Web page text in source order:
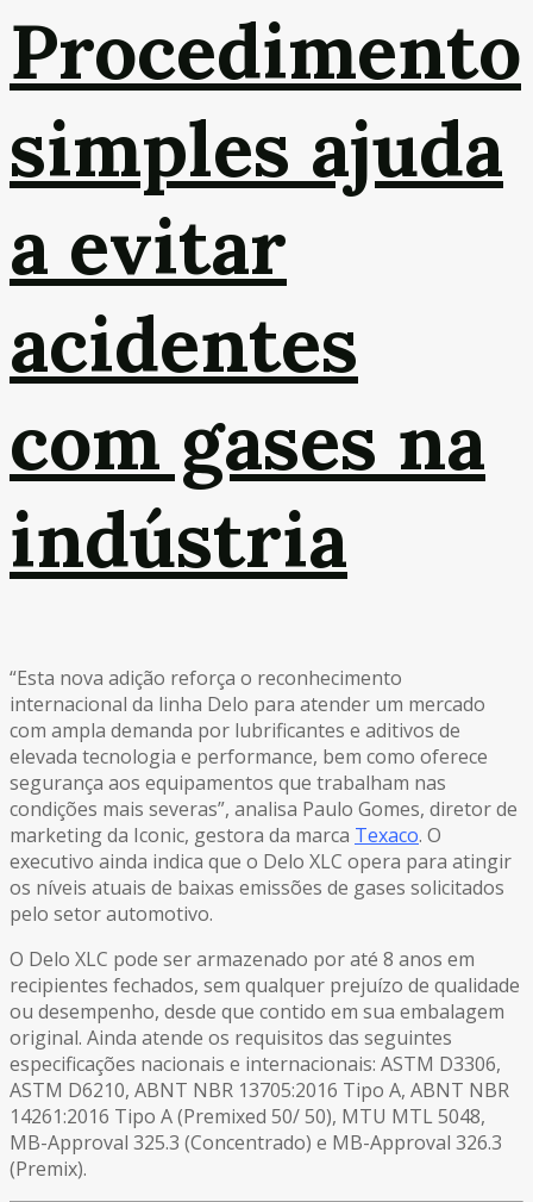
Procedimento
simples ajuda
a evitar
acidentes
com gases na
indústria
“Esta nova adição reforça o reconhecimento
internacional da linha Delo para atender um mercado
com ampla demanda por lubrificantes e aditivos de
elevada tecnologia e performance, bem como oferece
segurança aos equipamentos que trabalham nas
condições mais severas”, analisa Paulo Gomes, diretor de
marketing da Iconic, gestora da marca Texaco. O
executivo ainda indica que o Delo XLC opera para atingir
os níveis atuais de baixas emissões de gases solicitados
pelo setor automotivo.
O Delo XLC pode ser armazenado por até 8 anos em
recipientes fechados, sem qualquer prejuízo de qualidade
ou desempenho, desde que contido em sua embalagem
original. Ainda atende os requisitos das seguintes
especificações nacionais e internacionais: ASTM D3306,
ASTM D6210, ABNT NBR 13705:2016 Tipo A, ABNT NBR
14261:2016 Tipo A (Premixed 50/ 50), MTU MTL 5048,
MB-Approval 325.3 (Concentrado) e MB-Approval 326.3
(Premix).